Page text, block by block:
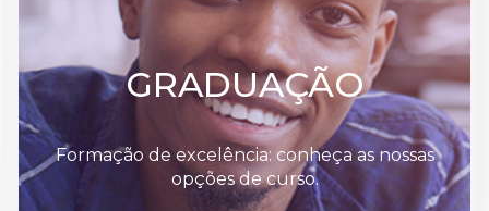
GRADUAÇÃO
Formação de excelência: conheça as nossas
opções de curso.